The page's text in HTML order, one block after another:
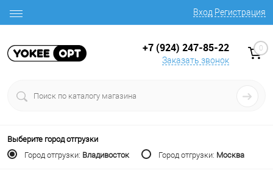
Вход Регистрация
+7 (924) 247-85-22
Заказать звонок
0
Выберите город отгрузки
Город отгрузки: Владивосток Город отгрузки: Москва